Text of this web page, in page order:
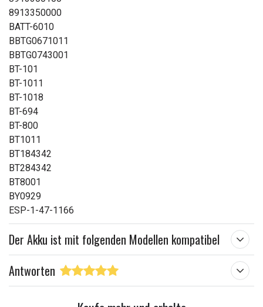
8913350000
BATT-6010
BBTG0671011
BBTG0743001
BT-101
BT-1011
BT-1018
BT-694
BT-800
BT1011
BT184342
BT284342
BT8001
BY0929
ESP-1-47-1166
Der Akku ist mit folgenden Modellen kompatibel
Antworten